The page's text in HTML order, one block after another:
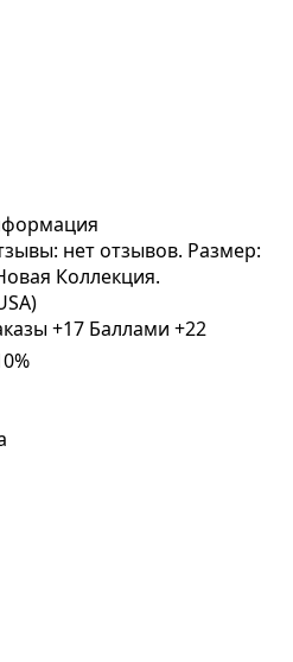
нет отзывов. Размер:
Коллекция.
+17 Баллами +22